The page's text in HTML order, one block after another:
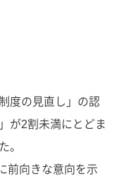
度の見直し」の認
が2割未満にとどま
。
前向きな意向を示